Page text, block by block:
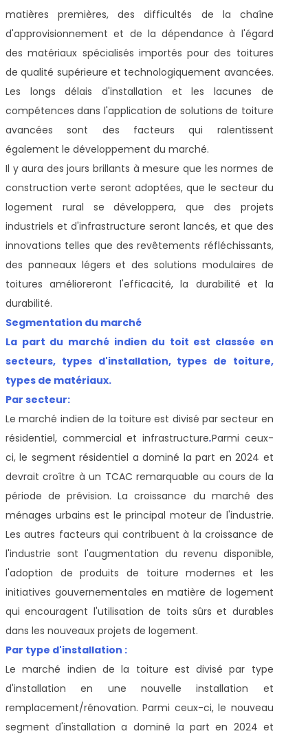
matières premières, des difficultés de la chaîne
d'approvisionnement et de la dépendance à l'égard
des matériaux spécialisés importés pour des toitures
de qualité supérieure et technologiquement avancées.
Les longs délais d'installation et les lacunes de
compétences dans l'application de solutions de toiture
avancées sont des facteurs qui ralentissent
également le développement du marché.
Il y aura des jours brillants à mesure que les normes de
construction verte seront adoptées, que le secteur du
logement rural se développera, que des projets
industriels et d'infrastructure seront lancés, et que des
innovations telles que des revêtements réfléchissants,
des panneaux légers et des solutions modulaires de
toitures amélioreront l'efficacité, la durabilité et la
durabilité.
Segmentation du marché
La part du marché indien du toit est classée en
secteurs, types d'installation, types de toiture,
types de matériaux.
Par secteur:
Le marché indien de la toiture est divisé par secteur en
résidentiel, commercial et infrastructure.Parmi ceux-
ci, le segment résidentiel a dominé la part en 2024 et
devrait croître à un TCAC remarquable au cours de la
période de prévision. La croissance du marché des
ménages urbains est le principal moteur de l'industrie.
Les autres facteurs qui contribuent à la croissance de
l'industrie sont l'augmentation du revenu disponible,
l'adoption de produits de toiture modernes et les
initiatives gouvernementales en matière de logement
qui encouragent l'utilisation de toits sûrs et durables
dans les nouveaux projets de logement.
Par type d'installation :
Le marché indien de la toiture est divisé par type
d'installation en une nouvelle installation et
remplacement/rénovation. Parmi ceux-ci, le nouveau
segment d'installation a dominé la part en 2024 et